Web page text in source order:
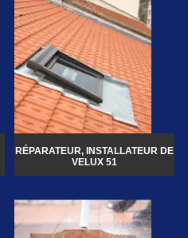
RÉPARATEUR, INSTALLATEUR DE
VELUX 51